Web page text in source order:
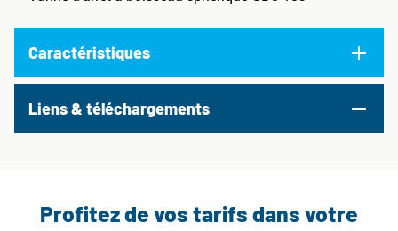
Caractéristiques
Liens & téléchargements
Profitez de vos tarifs dans votre